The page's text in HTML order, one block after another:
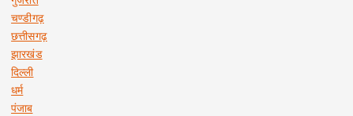
चण्डीगढ़
छत्तीसगढ़
झारखंड
दिल्ली
धर्म
पंजाब